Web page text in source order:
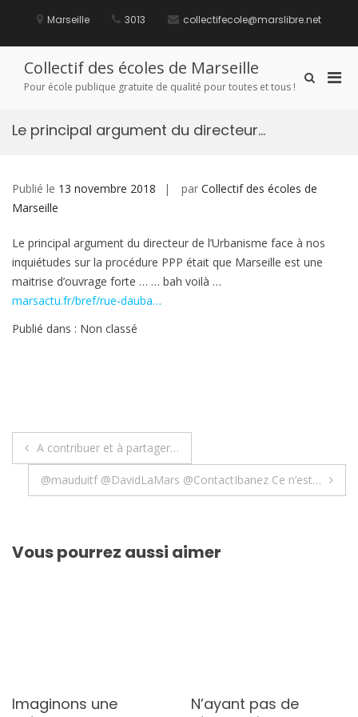
Marseille 3013 collectifecole@marslibre.net
Collectif des écoles de Marseille
Pour école publique gratuite de qualité pour toutes et tous !
Afficher
Le principal argument du directeur…
Publié le 13 novembre 2018 par Collectif des écoles de
Marseille
Le principal argument du directeur de l’Urbanisme face à nos
inquiétudes sur la procédure PPP était que Marseille est une
maitrise d’ouvrage forte … … bah voilà …
marsactu.fr/bref/rue-dauba…
Publié dans : Non classé
Navigation
de
A contribuer et à partager…
@mauduitf @DavidLaMars @ContactIbanez Ce n’est…
Vous pourrez aussi aimer
Imaginons une
N’ayant pas de